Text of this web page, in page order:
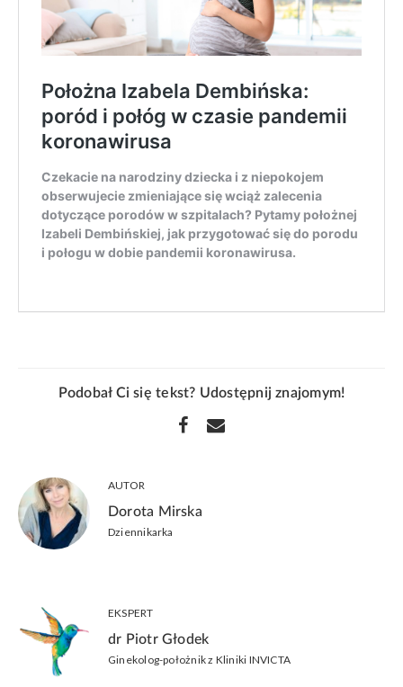
Podobał Ci się tekst? Udostępnij znajomym!
AUTOR
Dorota Mirska
Dziennikarka
EKSPERT
dr Piotr Głodek
Ginekolog-położnik z Kliniki INVICTA